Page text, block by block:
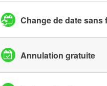
Change de date sans
Annulation gratuite